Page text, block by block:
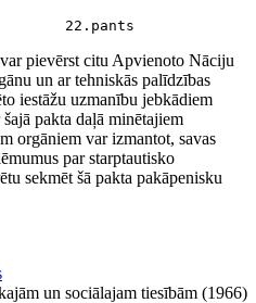
pievērst citu Apvienoto Nāciju
un ar tehniskās palīdzības
iestāžu uzmanību jebkādiem
pakta daļā minētajiem
orgāniem var izmantot, savas
par starptautisko
sekmēt šā pakta pakāpenisku
un sociālajam tiesībām (1966)